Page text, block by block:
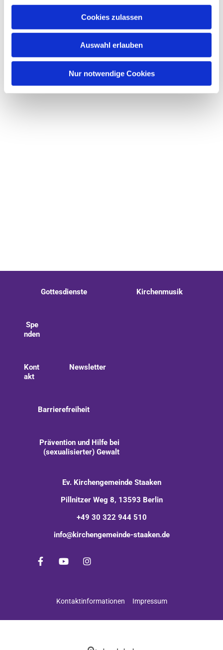
Cookies zulassen
Auswahl erlauben
Nur notwendige Cookies
Dies könnte Sie auch
interessieren
Gottesdienste Kirchenmusik
Spe
nden
Kont
akt
Newsletter
Barrierefreiheit
Prävention und Hilfe bei
(sexualisierter) Gewalt
Ev. Kirchengemeinde Staaken
Pillnitzer Weg 8, 13593 Berlin
+49 30 322 944 510
info@kirchengemeinde-staaken.de
Kontaktinformationen Impressum